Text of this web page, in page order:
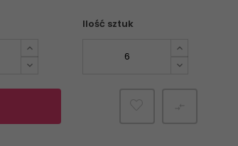
Ilość sztuk